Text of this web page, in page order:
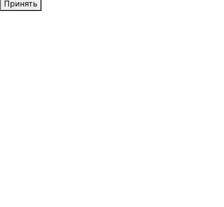
Принять